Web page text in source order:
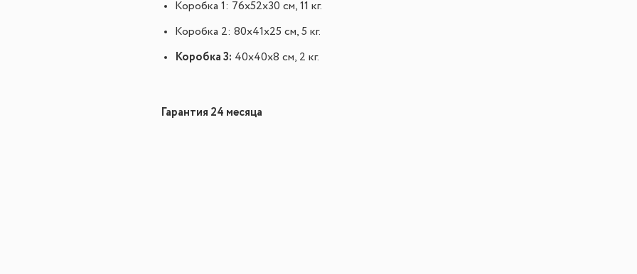
Коробка 1: 76х52х30 см, 11 кг.
Коробка 2: 80х41х25 см, 5 кг.
Коробка 3: 40х40х8 см, 2 кг.
Гарантия 24 месяца